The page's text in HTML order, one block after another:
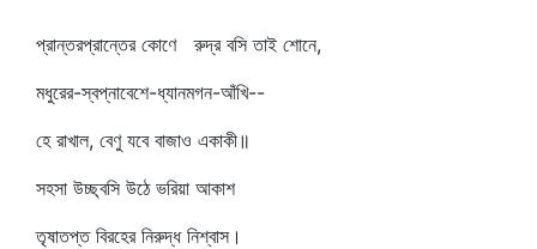
প্রান্তরপ্রান্তের কোণে রুদ্র বসি তাই শোনে,
মধুরের-স্বপ্নাবেশে-ধ্যানমগন-আঁখি--
হে রাখাল, বেণু যবে বাজাও একাকী॥
সহসা উচ্ছ্বসি উঠে ভরিয়া আকাশ
তৃষাতপ্ত বিরহের নিরুদ্ধ নিশ্বাস।